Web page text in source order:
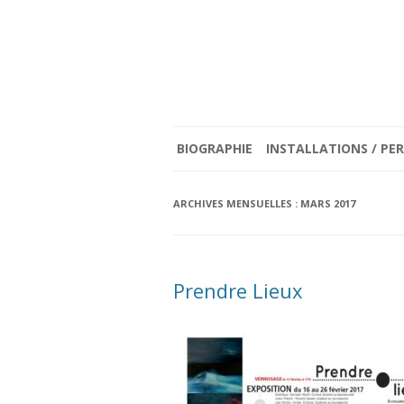
BIOGRAPHIE INSTALLATIONS /
(2023)
D’OMBRES ET DE
PORTRAITS
ARCHIVES MENSUELLES : MARS 2017
Prendre Lieux